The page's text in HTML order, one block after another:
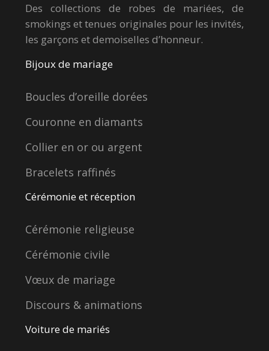
Des collections de robes de mariées, de
smokings et tenues originales pour les invités,
les garçons et demoiselles d’honneur.
Bijoux de mariage
Boucles d’oreille dorées
Couronne en diamants
Collier en or ou argent
Bracelets raffinés
Cérémonie et réception
Cérémonie religieuse
Cérémonie civile
Vœux de mariage
Discours & animations
Voiture de mariés